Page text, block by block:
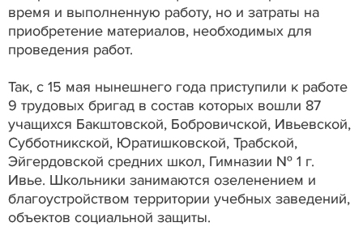
время и выполненную работу, но и затраты на
приобретение материалов, необходимых для
проведения работ.
Так, с 15 мая нынешнего года приступили к работе
9 трудовых бригад в состав которых вошли 87
учащихся Бакштовской, Бобровичской, Ивьевской,
Субботникской, Юратишковской, Трабской,
Эйгердовской средних школ, Гимназии № 1 г.
Ивье. Школьники занимаются озеленением и
благоустройством территории учебных заведений,
объектов социальной защиты.